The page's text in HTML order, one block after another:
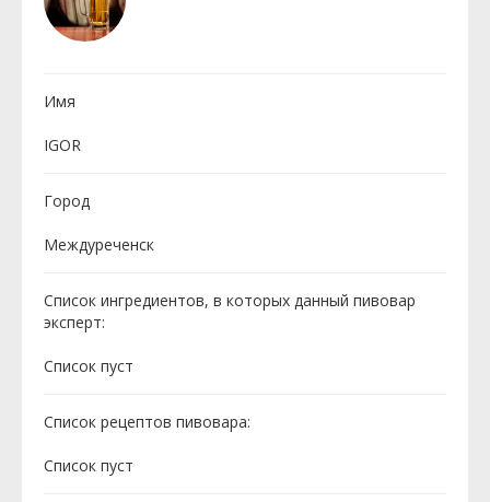
Имя
IGOR
Город
Междуреченск
Список ингредиентов, в которых данный пивовар
эксперт:
Cписок пуст
Список рецептов пивовара:
Cписок пуст